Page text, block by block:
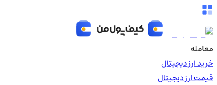
معامله
خرید ارز دیجیتال
قیمت ارز دیجیتال